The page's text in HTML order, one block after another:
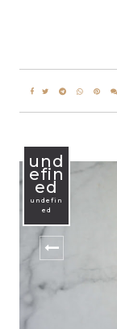
und
efin
ed
undefin
ed